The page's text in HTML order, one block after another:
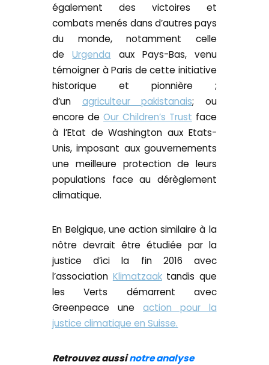
également des victoires et
combats menés dans d’autres pays
du monde, notamment celle
deUrgenda aux Pays-Bas, venu
témoigner à Paris de cette initiative
historique et pionnière ;
d’un agriculteur pakistanais; ou
encore deOur Children’s Trust face
à l’Etat de Washington aux Etats-
Unis, imposant aux gouvernements
une meilleure protection de leurs
populations face au dérèglement
climatique.
En Belgique, une action similaire à la
nôtre devrait être étudiée par la
justice d’ici la fin 2016 avec
l’association Klimatzaaktandis que
les Verts démarrent avec
Greenpeace une action pour la
justice climatique en Suisse.
Retrouvez aussinotre analyse